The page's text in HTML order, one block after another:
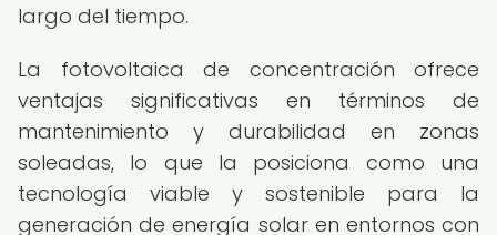
largo del tiempo.
La fotovoltaica de concentración ofrece
ventajas significativas en términos de
mantenimiento y durabilidad en zonas
soleadas, lo que la posiciona como una
tecnología viable y sostenible para la
generación de energía solar en entornos con